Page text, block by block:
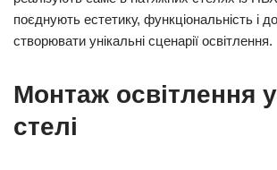
поєднують естетику, функціональність і
створювати унікальні сценарії освітлення.
Монтаж освітлення
стелі